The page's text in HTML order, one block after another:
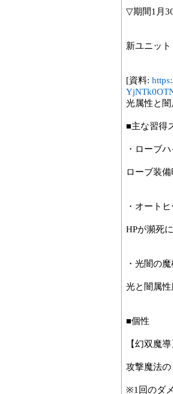
▽期間1月
新ユニッ
[資料:
光属性と
■主な習得
・ローブ
ローブ装
・オート
HPが瀕死
・光闇の
光と闇属
■個性
【幻双魔導
攻撃魔法
※1回のダ